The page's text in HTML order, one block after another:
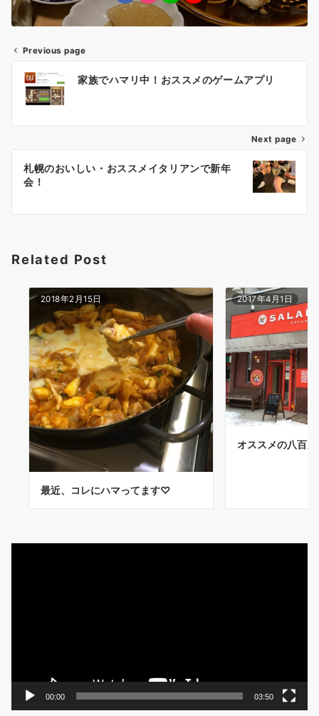
投
ゲ
ー
シ
ン
Previous page
家族でハマリ中！おススメのゲームアプリ
Next page
札幌のおいしい・おススメイタリアンで新年
会！
Related Post
2018年2月15日
最近、コレにハマってます♡
2017年4月1日
オススメの八百
00:00 03:50